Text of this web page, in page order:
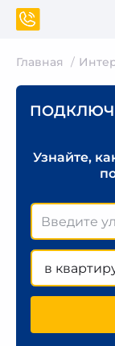
Главная
Узнайте,
в